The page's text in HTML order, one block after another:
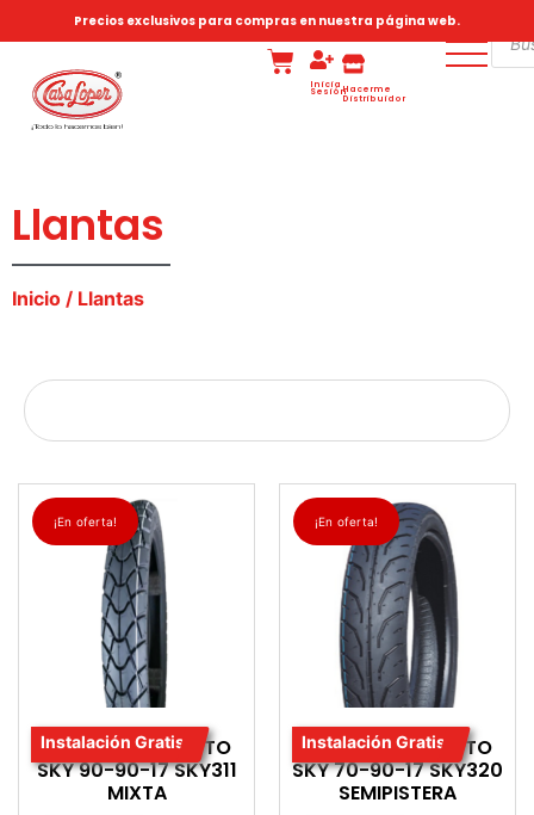
Precios exclusivos para compras en nuestra página web.
Inicia
SesiónHacerme
Distribuidor
Llantas
Inicio / Llantas
¡En oferta!
Instalación Gratis
LLANTA PARA MOTO
SKY 90-90-17 SKY311
MIXTA
¡En oferta!
Instalación Gratis
LLANTA PARA MOTO
SKY 70-90-17 SKY320
SEMIPISTERA